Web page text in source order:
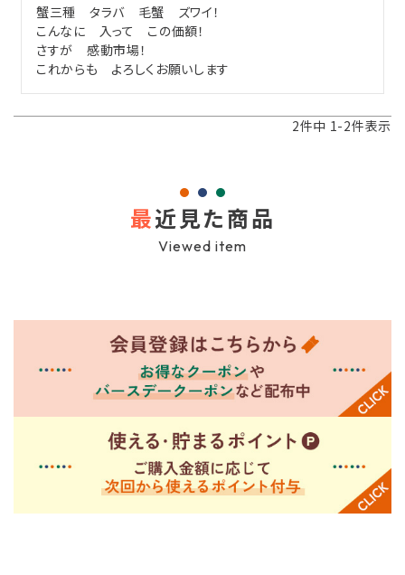
蟹三種　タラバ　毛蟹　ズワイ！
こんなに　入って　この価額！
さすが　感動市場！
これからも　よろしくお願いします
2件中 1-2件表示
最近見た商品
Viewed item